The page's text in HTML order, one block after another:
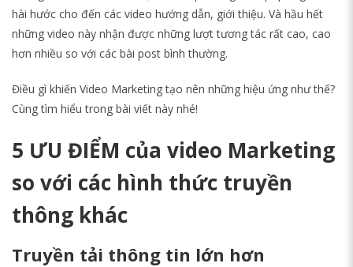
hài hước cho đến các video hướng dẫn, giới thiệu. Và hầu hết
những video này nhận được những lượt tương tác rất cao, cao
hơn nhiều so với các bài post bình thường.
Điều gì khiến Video Marketing tạo nên những hiệu ứng như thế?
Cùng tìm hiểu trong bài viết này nhé!
5 ƯU ĐIỂM của video Marketing
so với các hình thức truyền
thông khác
Truyền tải thông tin lớn hơn